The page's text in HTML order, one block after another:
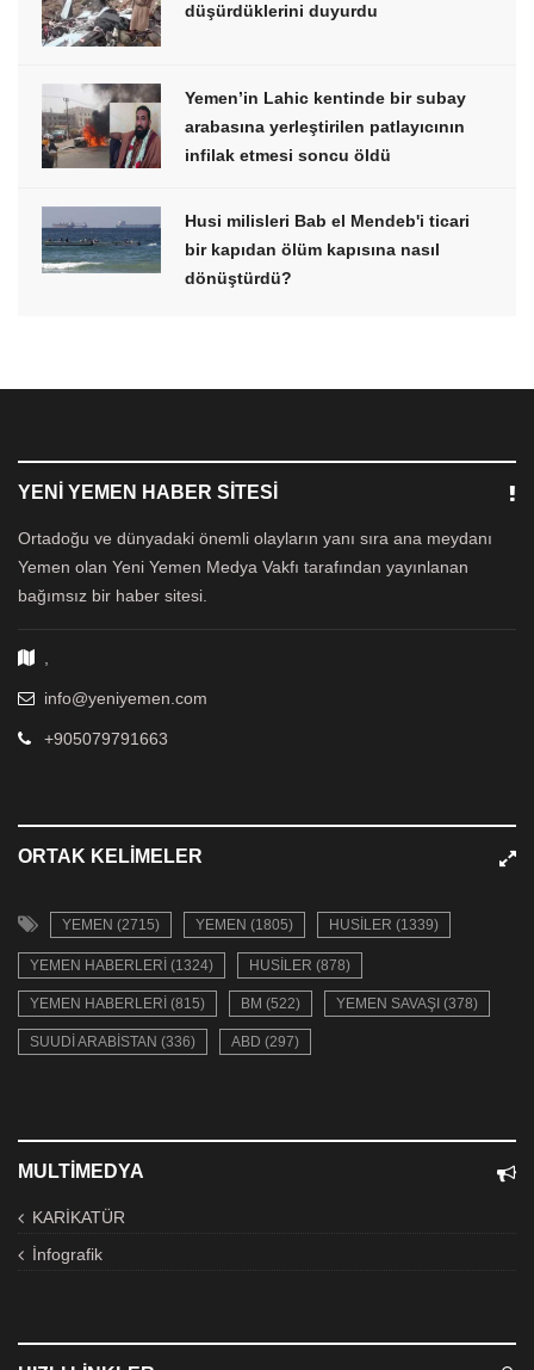
düşürdüklerini duyurdu
Yemen’in Lahic kentinde bir subay
arabasına yerleştirilen patlayıcının
infilak etmesi soncu öldü
Husi milisleri Bab el Mendeb'i ticari
bir kapıdan ölüm kapısına nasıl
dönüştürdü?
YENI YEMEN HABER SITESI
Ortadoğu ve dünyadaki önemli olayların yanı sıra ana meydanı
Yemen olan Yeni Yemen Medya Vakfı tarafından yayınlanan
bağımsız bir haber sitesi.
info@yeniyemen.com
+905079791663
ORTAK KELIMELER
YEMEN (2715) YEMEN (1805) HUSILER (1339)
YEMEN HABERLERI (1324) HUSILER (878)
YEMEN HABERLERI (815) BM (522) YEMEN SAVAŞI (378)
SUUDI ARABISTAN (336) ABD (297)
MULTIMEDYA
KARİKATÜR
İnfografik